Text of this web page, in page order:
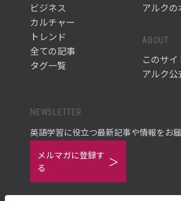
ビジネス
カルチャー
トレンド
全ての記事
タグ一覧
アルクの
ABOUT
このサ
アルク公
NEWSLETTER
英語学習に役立つ最新記事や情報をお届
メルマガに登録す
る